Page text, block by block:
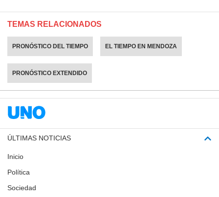
TEMAS RELACIONADOS
PRONÓSTICO DEL TIEMPO EL TIEMPO EN MENDOZA
PRONÓSTICO EXTENDIDO
ÚLTIMAS NOTICIAS
Inicio
Política
Sociedad